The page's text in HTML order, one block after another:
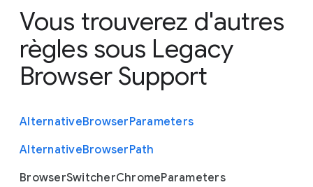
Vous trouverez d'autres
règles sous Legacy
Browser Support
AlternativeBrowserParameters
AlternativeBrowserPath
BrowserSwitcherChromeParameters